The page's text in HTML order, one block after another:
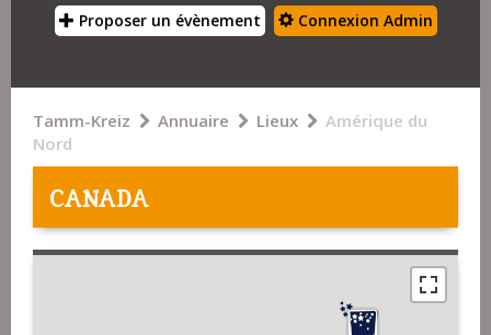
Proposer un évènement Connexion Admin
Tamm-Kreiz Annuaire Lieux
Amérique du
Nord
CANADA